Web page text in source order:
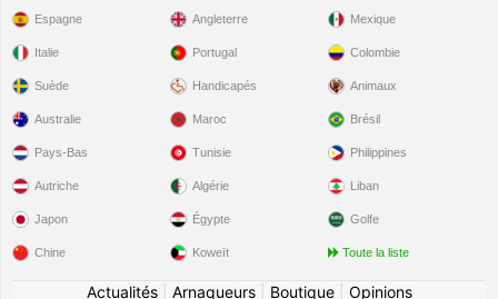
Espagne
Italie
Suède
Angleterre
Portugal
Handicapés
Mexique
Colombie
Animaux
Australie
Pays-Bas
Autriche
Japon
Chine
Maroc
Tunisie
Algérie
Égypte
Koweït
Brésil
Philippines
Liban
Golfe
Toute la liste
Actualités| Arnaqueurs| Boutique| Opinions